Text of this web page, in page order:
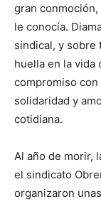
gran
le conocía.
sindical, y sobre
huella en la vida
compromiso
solidaridad y
cotidiana.
Al año de morir,
el sindicato
organizaron